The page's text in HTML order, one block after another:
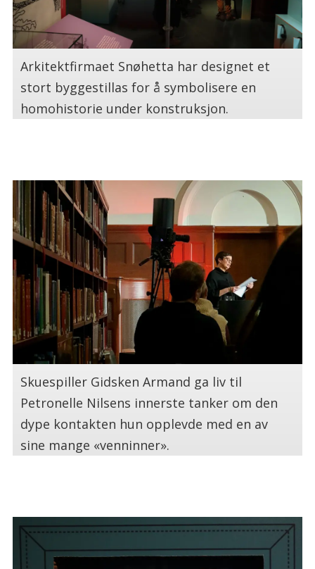
Arkitektfirmaet Snøhetta har designet et
stort byggestillas for å symbolisere en
homohistorie under konstruksjon.
Skuespiller Gidsken Armand ga liv til
Petronelle Nilsens innerste tanker om den
dype kontakten hun opplevde med en av
sine mange «venninner».